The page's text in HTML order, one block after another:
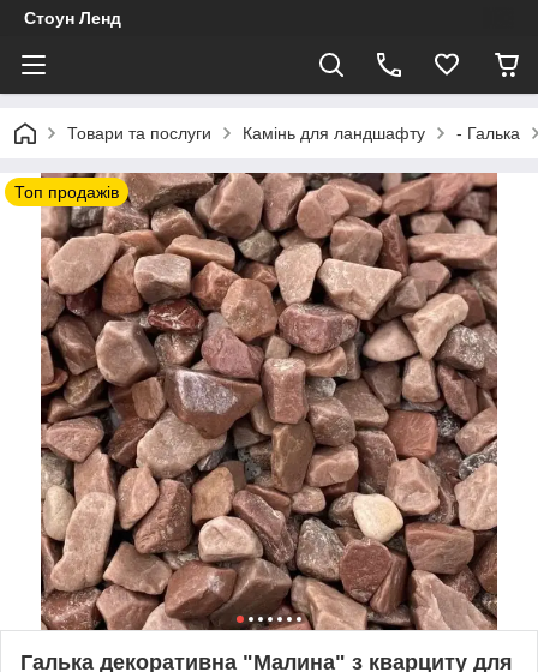
Стоун Ленд
Товари та послуги Камінь для ландшафту - Галька
Топ продажів
Галька декоративна "Малина" з кварциту для